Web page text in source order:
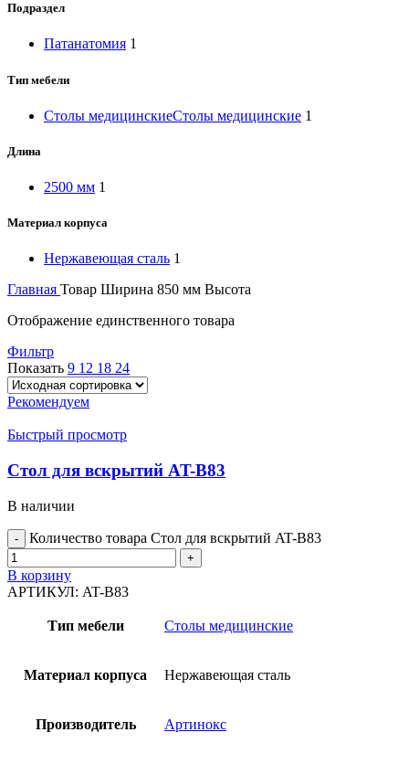
Подраздел
Патанатомия 1
Тип мебели
Столы медицинскиеСтолы медицинские 1
Длина
2500 мм 1
Материал корпуса
Нержавеющая сталь 1
Главная Товар Ширина 850 мм Высота
Отображение единственного товара
Фильтр
Показать 9 12 18 24
Рекомендуем
Быстрый просмотр
Стол для вскрытий AT-B83
В наличии
Количество товара Стол для вскрытий AT-B83
В корзину
АРТИКУЛ: AT-B83
Тип мебели Столы медицинские
Материал корпуса Нержавеющая сталь
Производитель Артинокс